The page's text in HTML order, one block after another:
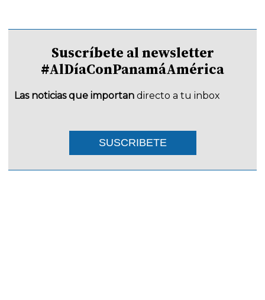
Suscríbete al newsletter
#AlDíaConPanamáAmérica
Las noticias que importan directo a tu inbox
SUSCRIBETE